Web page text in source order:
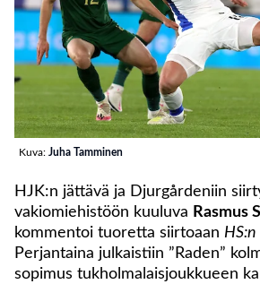
Kuva: Juha Tamminen
HJK:n jättävä ja Djurgårdeniin
vakiomiehistöön kuuluva Rasmus
kommentoi tuoretta siirtoaan
Perjantaina julkaistiin ”Raden”
sopimus tukholmalaisjoukkueen